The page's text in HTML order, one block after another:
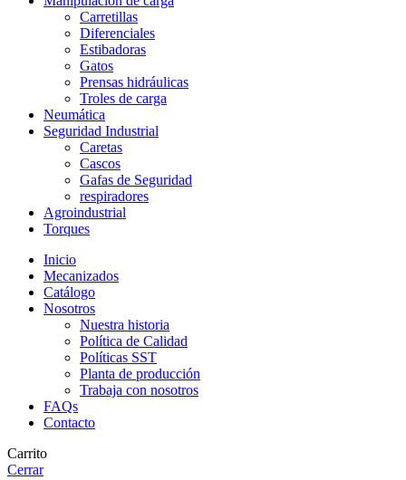
Carretillas
Diferenciales
Estibadoras
Gatos
Prensas hidráulicas
Troles de carga
Neumática
Seguridad Industrial
Caretas
Cascos
Gafas de Seguridad
respiradores
Agroindustrial
Torques
Inicio
Mecanizados
Catálogo
Nosotros
Nuestra historia
Política de Calidad
Políticas SST
Planta de producción
Trabaja con nosotros
FAQs
Contacto
Carrito
Cerrar